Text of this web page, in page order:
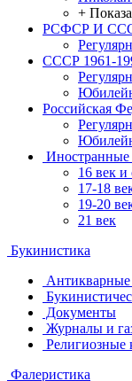
+
РСФСР И
СССР 1961-
Российская
Иностранные
16 век и
17-18
19-20
21 век
Букинистика
Документы
Журналы и
Религиозные
Фалеристика